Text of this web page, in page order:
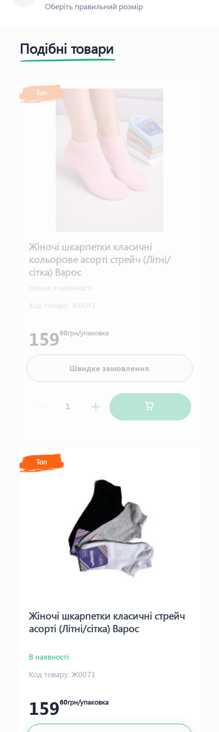
Оберіть правильний розмір
Подібні товари
Топ
Жіночі шкарпетки класичні
кольорове асорті стрейч (Літні/
сітка) Варос
Немає в наявності
Код товару: Ж0041
15960грн/упаковка
Швидке замовлення
Топ
Жіночі шкарпетки класичні стрейч
асорті (Літні/сітка) Варос
В наявності
Код товару:Ж0071
15960грн/упаковка